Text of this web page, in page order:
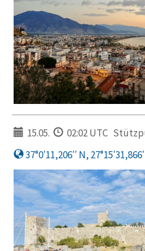
15.05. 02:02 UTC
37°0′11,206′′ N,